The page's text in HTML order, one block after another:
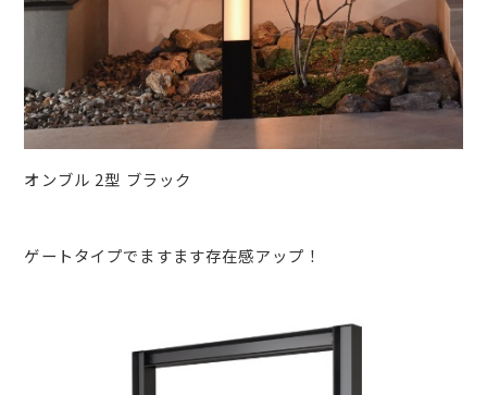
オンブル 2型 ブラック
ゲートタイプでますます存在感アップ！